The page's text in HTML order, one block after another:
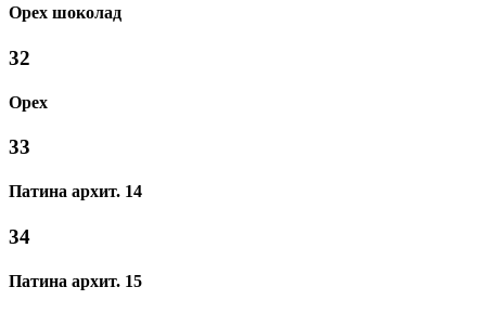
Орех шоколад
32
Орех
33
Патина архит. 14
34
Патина архит. 15